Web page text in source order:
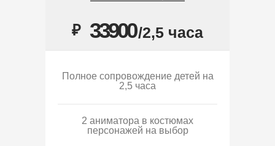
₽ 33900/2,5 часа
Полное сопровождение детей на
2,5 часа
2 аниматора в костюмах
персонажей на выбор